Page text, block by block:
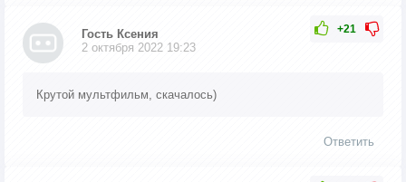
+21
Гость Ксения
2 октября 2022 19:23
Крутой мультфильм, скачалось)
Ответить